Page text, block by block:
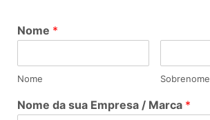
Nome *
Nome Sobrenome
Nome da sua Empresa / Marca *